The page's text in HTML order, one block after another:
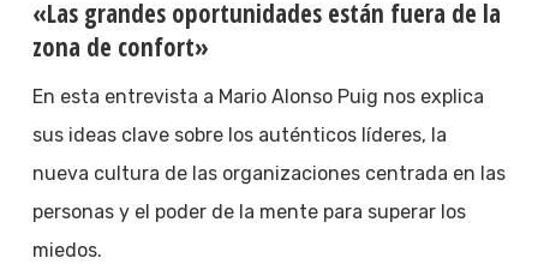
«Las grandes oportunidades están fuera de la
zona de confort»
En esta entrevista a Mario Alonso Puig nos explica
sus ideas clave sobre los auténticos líderes, la
nueva cultura de las organizaciones centrada en las
personas y el poder de la mente para superar los
miedos.